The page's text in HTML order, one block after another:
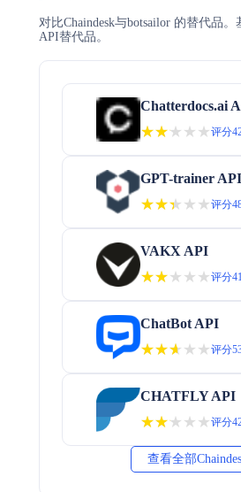
对比Chaindesk与botsailor 的替代品
API替代品。
Chatterdocs.ai
★★★★★
★★★★★评分
GPT-trainer API
★★★★★
★★★★★评分
VAKX API
★★★★★
★★★★★评分
ChatBot API
★★★★★
★★★★★评分
CHATFLY API
★★★★★
★★★★★评分
查看全部